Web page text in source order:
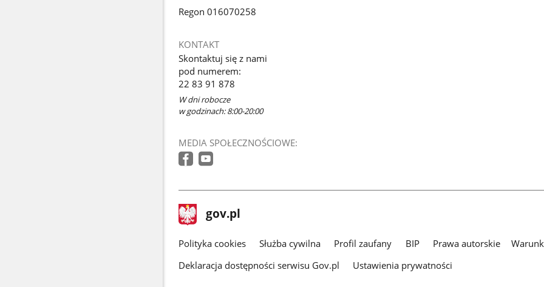
Regon 016070258
KONTAKT
Skontaktuj się z nami
pod numerem:
22 83 91 878
W dni robocze
w godzinach: 8:00-20:00
MEDIA SPOŁECZNOŚCIOWE:
stopka
gov.pl Strona
gov.pl
gov.pl
Polityka cookies Służba cywilna Profil zaufany BIP Prawa autorskie
Deklaracja dostępności serwisu Gov.pl
Ustawienia prywatności